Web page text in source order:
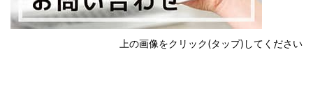
上の画像をクリック(タップ)してください